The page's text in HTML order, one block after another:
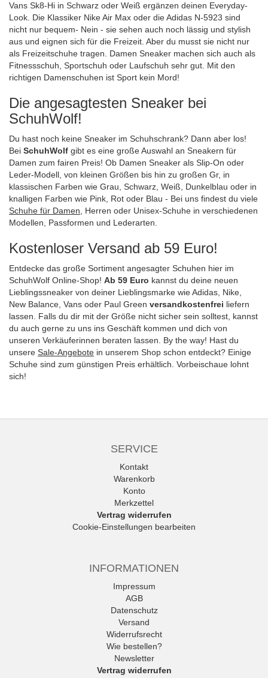
Vans Sk8-Hi in Schwarz oder Weiß ergänzen deinen Everyday-
Look. Die Klassiker Nike Air Max oder die Adidas N-5923 sind
nicht nur bequem- Nein - sie sehen auch noch lässig und stylish
aus und eignen sich für die Freizeit. Aber du musst sie nicht nur
als Freizeitschuhe tragen. Damen Sneaker machen sich auch als
Fitnessschuh, Sportschuh oder Laufschuh sehr gut. Mit den
richtigen Damenschuhen ist Sport kein Mord!
Die angesagtesten Sneaker bei
SchuhWolf!
Du hast noch keine Sneaker im Schuhschrank? Dann aber los!
Bei SchuhWolf gibt es eine große Auswahl an Sneakern für
Damen zum fairen Preis! Ob Damen Sneaker als Slip-On oder
Leder-Modell, von kleinen Größen bis hin zu großen Gr, in
klassischen Farben wie Grau, Schwarz, Weiß, Dunkelblau oder in
knalligen Farben wie Pink, Rot oder Blau - Bei uns findest du viele
Schuhe für Damen , Herren oder Unisex-Schuhe in verschiedenen
Modellen, Passformen und Lederarten.
Kostenloser Versand ab 59 Euro!
Entdecke das große Sortiment angesagter Schuhen hier im
SchuhWolf Online-Shop! Ab 59 Euro kannst du deine neuen
Lieblingssneaker von deiner Lieblingsmarke wie Adidas, Nike,
New Balance, Vans oder Paul Green versandkostenfrei liefern
lassen. Falls du dir mit der Größe nicht sicher sein solltest, kannst
du auch gerne zu uns ins Geschäft kommen und dich von
unseren Verkäuferinnen beraten lassen. By the way! Hast du
unsere Sale-Angebote in unserem Shop schon entdeckt? Einige
Schuhe sind zum günstigen Preis erhältlich. Vorbeischaue lohnt
sich!
SERVICE
Kontakt
Warenkorb
Konto
Merkzettel
Vertrag widerrufen
Cookie-Einstellungen bearbeiten
INFORMATIONEN
Impressum
AGB
Datenschutz
Versand
Widerrufsrecht
Wie bestellen?
Newsletter
Vertrag widerrufen